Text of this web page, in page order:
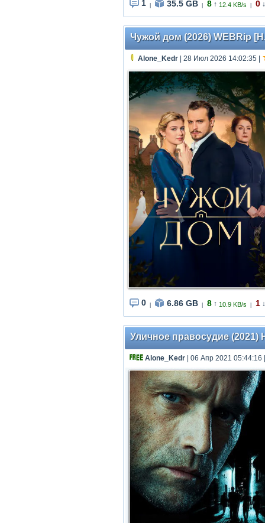
1 35.5 GB 8 ↑ 12.4 KB/s 0 ↓
Чужой дом (2026) WEBRip
Alone_Kedr | 28 Июл 2026 14:02:35
0 6.86 GB 8 ↑ 10.9 KB/s 1 ↓
Уличное правосудие (2021)
Alone_Kedr | 06 Апр 2021 05:44:16